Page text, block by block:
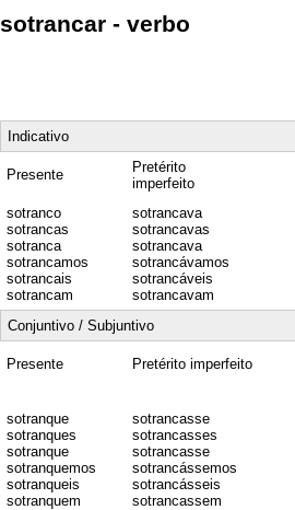
sotrancar - verbo
Indicativo
Presente
Pretérito
imperfeito
sotranco
sotrancas
sotranca
sotrancamos
sotrancais
sotrancam
sotrancava
sotrancavas
sotrancava
sotrancávamos
sotrancáveis
sotrancavam
Conjuntivo / Subjuntivo
Presente Pretérito imperfeito
sotranque
sotranques
sotranque
sotranquemos
sotranqueis
sotranquem
sotrancasse
sotrancasses
sotrancasse
sotrancássemos
sotrancásseis
sotrancassem